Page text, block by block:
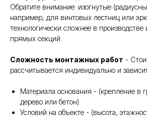
Обратите внимание: изогнутые
например, для винтовых лестниц или
технологически сложнее в
прямых секций.
Сложность монтажных работ -
рассчитывается индивидуально и
Материала основания - (крепление в
дерево или бетон).
Условий на объекте - (высота,